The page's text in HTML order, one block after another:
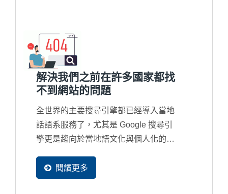
解決我們之前在許多國家都找
不到網站的問題
全世界的主要搜尋引擎都已經導入當地
話語系服務了，尤其是 Google 搜尋引
擎更是趨向於當地語文化與個人化的搜
多國語系網頁產生，並且可以被收錄在
當地的搜尋引擎資料庫裡，這樣才會再
閱讀更多